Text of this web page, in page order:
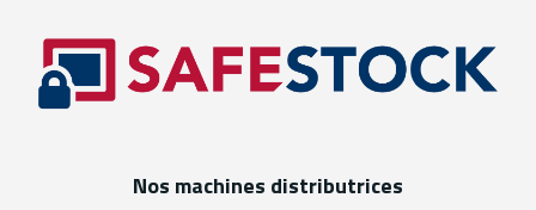
Nos machines distributrices